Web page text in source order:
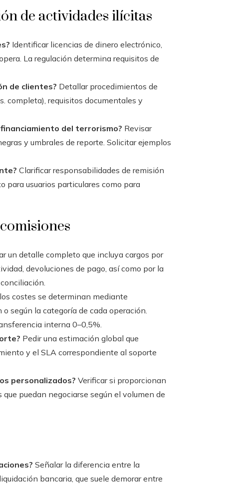
de actividades ilícitas
Identificar licencias de dinero electrónico,
La regulación determina requisitos de
de clientes? Detallar procedimientos de
completa), requisitos documentales y
del terrorismo? Revisar
y umbrales de reporte. Solicitar ejemplos
Clarificar responsabilidades de remisión
para usuarios particulares como para
un detalle completo que incluya cargos por
devoluciones de pago, así como por la
costes se determinan mediante
según la categoría de cada operación.
interna 0–0,5%.
Pedir una estimación global que
y el SLA correspondiente al soporte
personalizados? Verificar si proporcionan
puedan negociarse según el volumen de
Señalar la diferencia entre la
bancaria, que suele demorar entre